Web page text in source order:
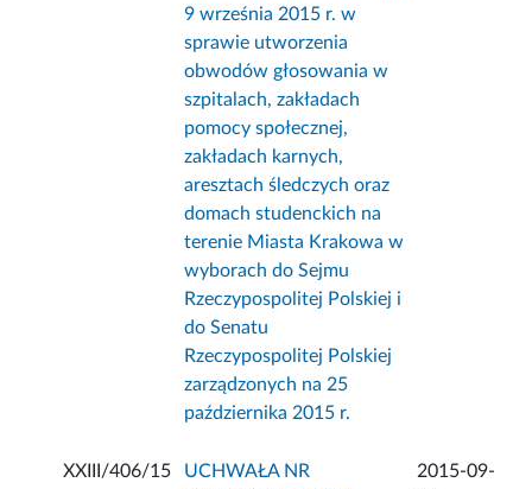
9 września 2015 r. w
sprawie utworzenia
obwodów głosowania w
szpitalach, zakładach
pomocy społecznej,
zakładach karnych,
aresztach śledczych oraz
domach studenckich na
terenie Miasta Krakowa w
wyborach do Sejmu
Rzeczypospolitej Polskiej i
do Senatu
Rzeczypospolitej Polskiej
zarządzonych na 25
października 2015 r.
XXIII/406/15
UCHWAŁA NR
2015-09-